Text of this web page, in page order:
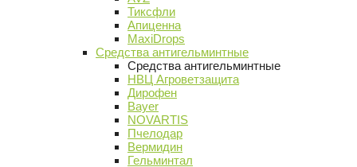
Тиксфли
Апиценна
MaxiDrops
Средства антигельминтные
Средства антигельминтные
НВЦ Агроветзащита
Дирофен
Bayer
NOVARTIS
Пчелодар
Вермидин
Гельминтал